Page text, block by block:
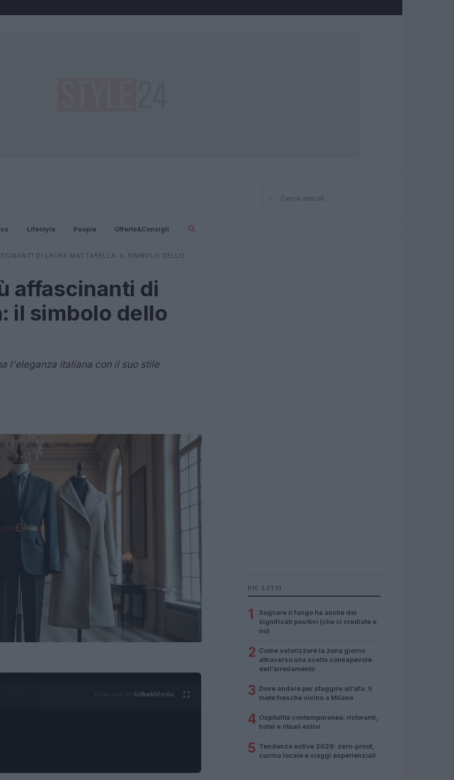
⌕Cerca
Lifestyle People Offerte&Consigli
DI LAURA MATTARELLA: IL SIMBOLO DELLO
affascinanti di
il simbolo dello
l'eleganza italiana con il suo stile
AdhubMedia
PIÙ LETTI
1
Sognare il fango ha anche dei
significati positivi (che ci crediate o
no)
2 Come valorizzare la zona giorno
attraverso una scelta consapevole
dell’arredamento
3 Dove andare per sfuggire all’afa: 5
mete fresche vicino a Milano
4 Ospitalità contemporanea: ristoranti,
hotel e rituali estivi
5 Tendenze estive 2026: zero-proof,
cucina locale e viaggi esperienziali